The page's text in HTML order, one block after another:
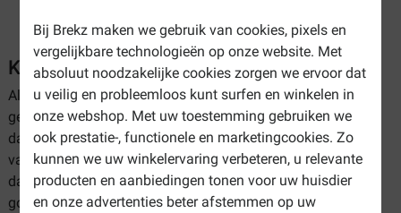
Bij Brekz maken we gebruik van cookies, pixels en
vergelijkbare technologieën op onze website. Met
absoluut noodzakelijke cookies zorgen we ervoor dat
u veilig en probleemloos kunt surfen en winkelen in
onze webshop. Met uw toestemming gebruiken we
ook prestatie-, functionele en marketingcookies. Zo
kunnen we uw winkelervaring verbeteren, u relevante
producten en aanbiedingen tonen voor uw huisdier
en onze advertenties beter afstemmen op uw
Kittenspeeltjes
Als u pas een nieuwe kitten in huis heeft, heeft u vast
gemerkt hoe energiek en speels hij of zij kan zijn. Er is
daarom niets beters dan uw kitten te trakteren in de vorm
van een kittenspeeltje. Een kittenspeeltje kan er voor zorgen
dat uw kitten minder snel geneigd is om uw bank of
gordijnen kapot te krabben. Daarnaast kan het een handige